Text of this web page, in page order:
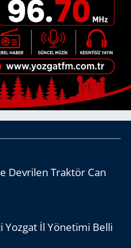
Devrilen Traktör Can
Yozgat İl Yönetimi Belli